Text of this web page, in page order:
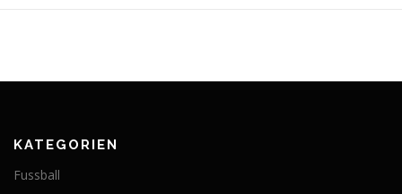
KATEGORIEN
Fussball